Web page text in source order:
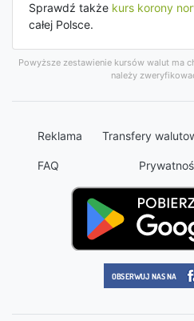
Sprawdź także kurs korony
całej Polsce.
Powyższe zestawienie kursów walut ma
należy
Reklama Transfery
FAQ